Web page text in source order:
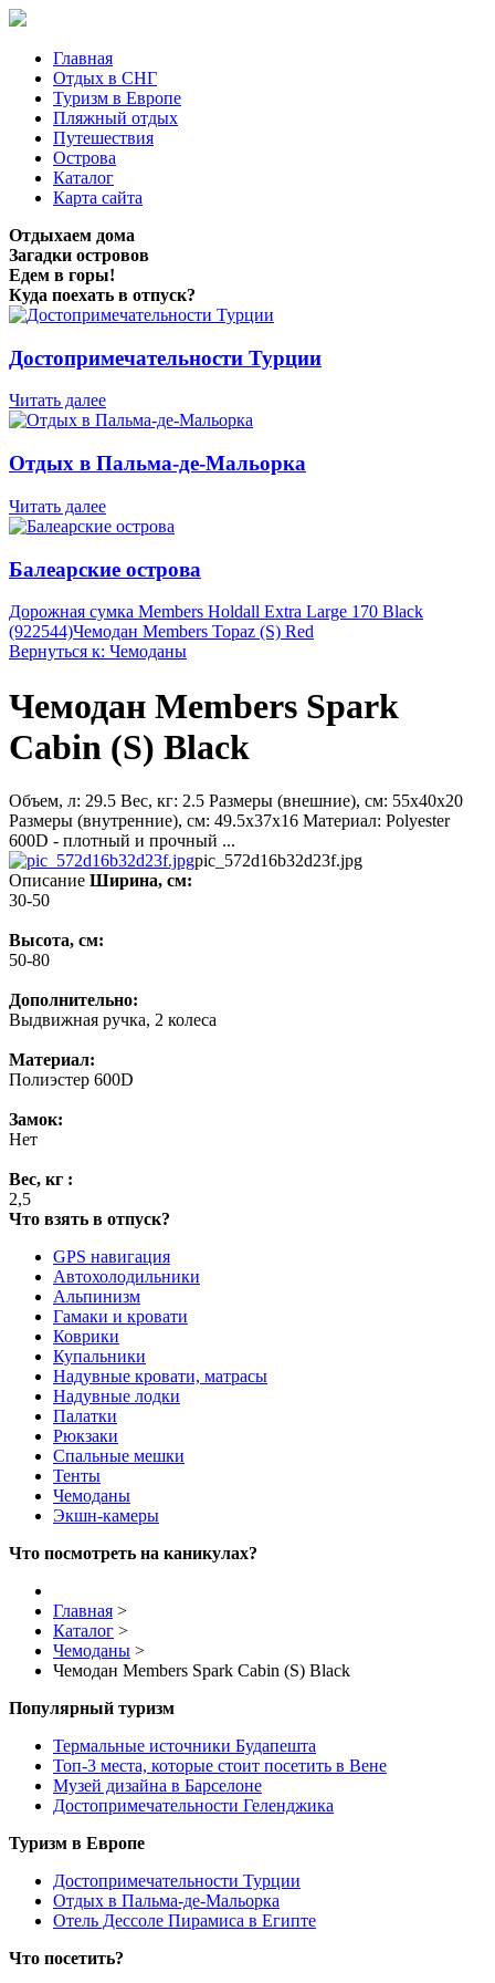
Главная
Отдых в СНГ
Туризм в Европе
Пляжный отдых
Путешествия
Острова
Каталог
Карта сайта
Отдыхаем дома
Загадки островов
Едем в горы!
Куда поехать в отпуск?
Достопримечательности Турции
Читать далее
Отдых в Пальма-де-Мальорка
Читать далее
Балеарские острова
Дорожная сумка Members Holdall Extra Large 170 Black
(922544)Чемодан Members Topaz (S) Red
Вернуться к: Чемоданы
Чемодан Members Spark
Cabin (S) Black
Объем, л: 29.5 Вес, кг: 2.5 Размеры (внешние), см: 55х40х20
Размеры (внутренние), см: 49.5х37х16 Материал: Polyester
600D - плотный и прочный ...
pic_572d16b32d23f.jpg
Описание Ширина, см:
30-50
Высота, см:
50-80
Дополнительно:
Выдвижная ручка, 2 колеса
Материал:
Полиэстер 600D
Замок:
Нет
Вес, кг :
2,5
Что взять в отпуск?
GPS навигация
Автохолодильники
Альпинизм
Гамаки и кровати
Коврики
Купальники
Надувные кровати, матрасы
Надувные лодки
Палатки
Рюкзаки
Спальные мешки
Тенты
Чемоданы
Экшн-камеры
Что посмотреть на каникулах?
Главная >
Каталог >
Чемоданы >
Чемодан Members Spark Cabin (S) Black
Популярный туризм
Термальные источники Будапешта
Топ-3 места, которые стоит посетить в Вене
Музей дизайна в Барселоне
Достопримечательности Геленджика
Туризм в Европе
Достопримечательности Турции
Отдых в Пальма-де-Мальорка
Отель Дессоле Пирамиса в Египте
Что посетить?